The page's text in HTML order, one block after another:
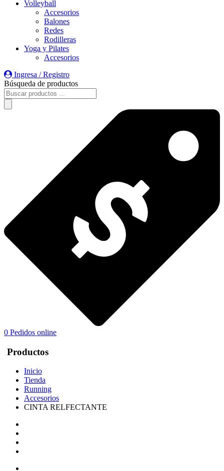
Volleyball
Accesorios
Balones
Redes
Rodilleras
Yoga y Pilates
Accesorios
Ingresa / Registro
Búsqueda de productos
0 Pedidos online
Productos
Inicio
Tienda
Running
Accesorios
CINTA RELFECTANTE